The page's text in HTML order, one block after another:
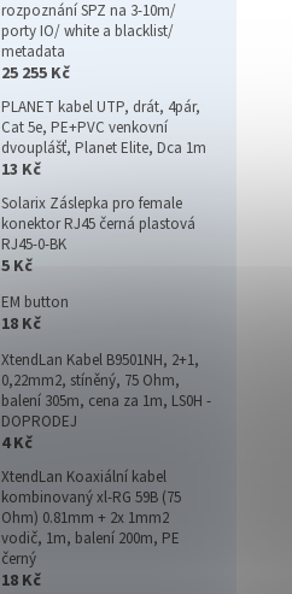
rozpoznání SPZ na 3-10m/
porty IO/ white a blacklist/
metadata
25 255 Kč
PLANET kabel UTP, drát, 4pár,
Cat 5e, PE+PVC venkovní
dvouplášť, Planet Elite, Dca 1m
13 Kč
Solarix Záslepka pro female
konektor RJ45 černá plastová
RJ45-0-BK
5 Kč
EM button
18 Kč
XtendLan Kabel B9501NH, 2+1,
0,22mm2, stíněný, 75 Ohm,
balení 305m, cena za 1m, LS0H -
DOPRODEJ
4 Kč
XtendLan Koaxiální kabel
kombinovaný xl-RG 59B (75
Ohm) 0.81mm + 2x 1mm2
vodič, 1m, balení 200m, PE
černý
18 Kč